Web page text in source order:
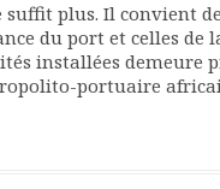
plus. Il convient
du port et celles
installées demeure
portuaire